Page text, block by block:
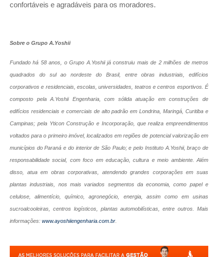
confortáveis e agradáveis para os moradores.
Sobre o Grupo A.Yoshii
Fundado há 58 anos, o Grupo A.Yoshii já construiu mais de 2 milhões de metros
quadrados do sul ao nordeste do Brasil, entre obras industriais, edifícios
corporativos e residenciais, escolas, universidades, teatros e centros esportivos. É
composto pela A.Yoshii Engenharia, com sólida atuação em construções de
edifícios residenciais e comerciais de alto padrão em Londrina, Maringá, Curitiba e
Campinas; pela Yticon Construção e Incorporação, que realiza empreendimentos
voltados para o primeiro imóvel, localizados em regiões de potencial valorização em
municípios do Paraná e do interior de São Paulo; e pelo Instituto A.Yoshii, braço de
responsabilidade social, com foco em educação, cultura e meio ambiente. Além
disso, atua em obras corporativas, atendendo grandes corporações em suas
plantas industriais, nos mais variados segmentos da economia, como papel e
celulose, alimentício, químico, agronegócio, energia, assim como em usinas
sucroalcooleiras, centros logísticos, plantas automobilísticas, entre outros. Mais
informações: www.ayoshiiengenharia.com.br